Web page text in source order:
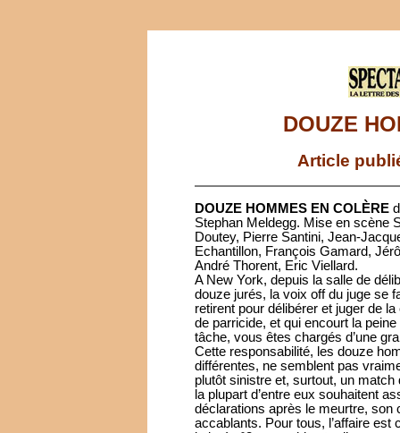
DOUZE
Article
DOUZE HOMMES EN COLÈRE
Stephan Meldegg. Mise en scène
Doutey, Pierre Santini, Jean-
Echantillon, François Gamard,
André Thorent, Eric Viellard.
A New York, depuis la salle de
douze jurés, la voix off du juge se
retirent pour délibérer et juger de
de parricide, et qui encourt la
tâche, vous êtes chargés d’une
Cette responsabilité, les douze
différentes, ne semblent pas
plutôt sinistre et, surtout, un
la plupart d’entre eux souhaitent
déclarations après le meurtre,
accablants. Pour tous, l’affaire est